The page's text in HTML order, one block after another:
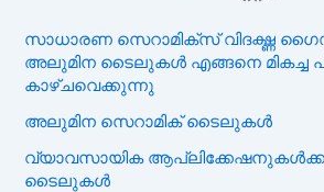
സാധാരണ സെറാമിക്‌സ് വിദഗ്ദ്ധ
അലുമിന ടൈലുകൾ എങ്ങനെ മികച്ച
കാഴ്ചവെക്കുന്നു
അലുമിന സെറാമിക് ടൈലുകൾ
വ്യാവസായിക
ടൈലുകൾ